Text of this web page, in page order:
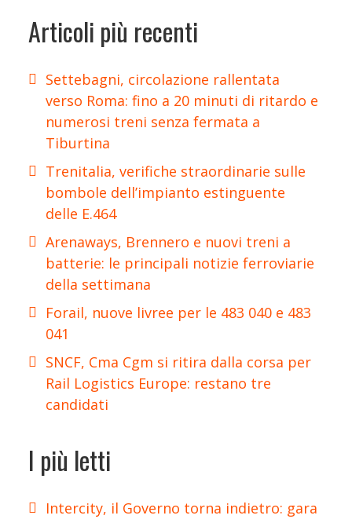
Articoli più recenti
Settebagni, circolazione rallentata
verso Roma: fino a 20 minuti di ritardo e
numerosi treni senza fermata a
Tiburtina
Trenitalia, verifiche straordinarie sulle
bombole dell’impianto estinguente
delle E.464
Arenaways, Brennero e nuovi treni a
batterie: le principali notizie ferroviarie
della settimana
Forail, nuove livree per le 483 040 e 483
041
SNCF, Cma Cgm si ritira dalla corsa per
Rail Logistics Europe: restano tre
candidati
I più letti
Intercity, il Governo torna indietro: gara